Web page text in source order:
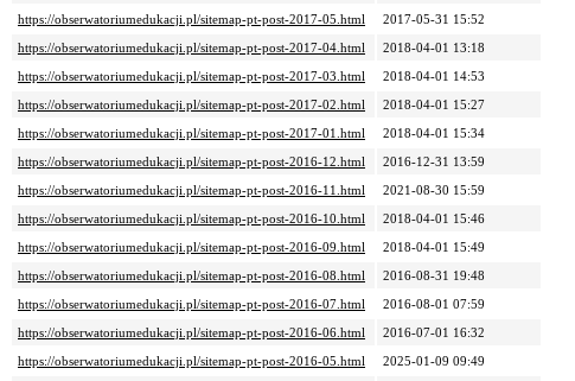
https://obserwatoriumedukacji.pl/sitemap-pt-post-2017-05.html
2017-05-31 15:52
https://obserwatoriumedukacji.pl/sitemap-pt-post-2017-04.html
2018-04-01 13:18
https://obserwatoriumedukacji.pl/sitemap-pt-post-2017-03.html
2018-04-01 14:53
https://obserwatoriumedukacji.pl/sitemap-pt-post-2017-02.html
2018-04-01 15:27
https://obserwatoriumedukacji.pl/sitemap-pt-post-2017-01.html
2018-04-01 15:34
https://obserwatoriumedukacji.pl/sitemap-pt-post-2016-12.html
2016-12-31 13:59
https://obserwatoriumedukacji.pl/sitemap-pt-post-2016-11.html
2021-08-30 15:59
https://obserwatoriumedukacji.pl/sitemap-pt-post-2016-10.html
2018-04-01 15:46
https://obserwatoriumedukacji.pl/sitemap-pt-post-2016-09.html
2018-04-01 15:49
https://obserwatoriumedukacji.pl/sitemap-pt-post-2016-08.html
2016-08-31 19:48
https://obserwatoriumedukacji.pl/sitemap-pt-post-2016-07.html
2016-08-01 07:59
https://obserwatoriumedukacji.pl/sitemap-pt-post-2016-06.html
2016-07-01 16:32
https://obserwatoriumedukacji.pl/sitemap-pt-post-2016-05.html
2025-01-09 09:49